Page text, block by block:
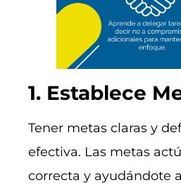
1. Establece
Tener metas claras y
efectiva. Las metas
correcta y ayudándote